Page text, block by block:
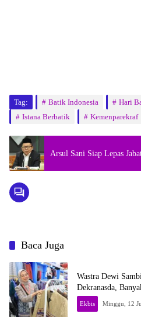
Tag: Batik Indonesia
Hari
Istana Berbatik
Kemenparekraf
Arsul Sani Siap Lepas
Baca Juga
Wastra Dewi
Dekranasda,
Ekbis Minggu, 12